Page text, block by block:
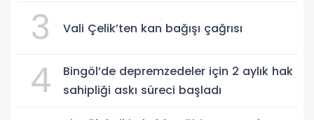
3 Vali Çelik’ten kan bağışı çağrısı
4
Bingöl’de depremzedeler için 2 aylık hak
sahipliği askı süreci başladı